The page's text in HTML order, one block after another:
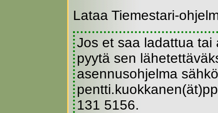
Lataa Tiemestari-
Jos et saa ladattua tai
pyytä sen
asennusohjelma
131 5156.